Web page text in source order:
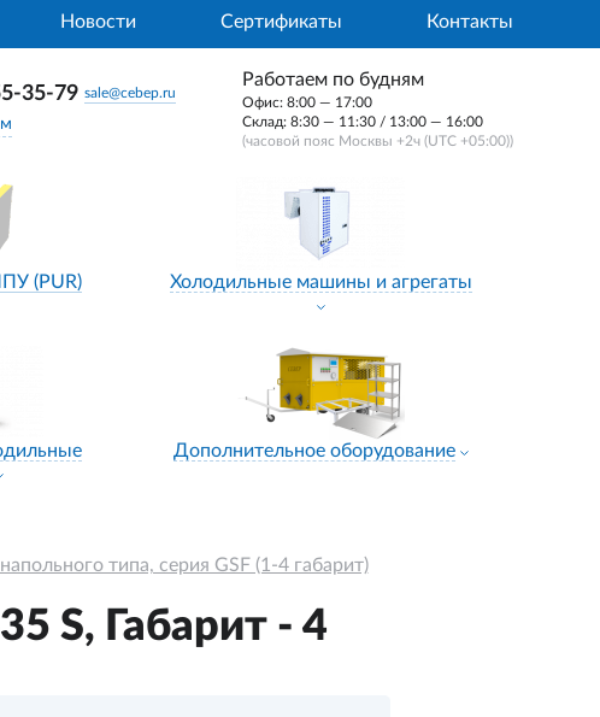
Новости Сертификаты Контакты
35-79 sale@cebep.ru
нам
Работаем по будням
Офис: 8:00 — 17:00
Склад: 8:30 — 11:30 / 13:00 — 16:00
(часовой пояс Москвы +2ч (UTC +05:00))
(PUR) Холодильные машины и агрегаты
Дополнительное оборудование
типа, серия GSF (1-4 габарит)
S, Габарит - 4